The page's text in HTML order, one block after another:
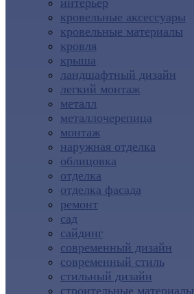
интерьер
кровельные аксессуары
кровельные материалы
кровля
крыша
ландшафтный дизайн
легкий монтаж
металл
металлочерепица
монтаж
наружная отделка
облицовка
отделка
отделка фасада
ремонт
сад
сайдинг
современный дизайн
современный стиль
стильный дизайн
строительные материалы